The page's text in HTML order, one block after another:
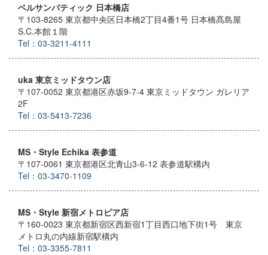
ベルサンパティック 日本橋店
〒103-8265 東京都中央区日本橋2丁目4番1号 日本橋髙島屋
S.C.本館１階
Tel：03-3211-4111
uka 東京ミッドタウン店
〒107-0052 東京都港区赤坂9-7-4 東京ミッドタウン ガレリア
2F
Tel：03-5413-7236
MS・Style Echika 表参道
〒107-0061 東京都港区北青山3-6-12 表参道駅構内
Tel：03-3470-1109
MS・Style 新宿メトロピア店
〒160-0023 東京都新宿区西新宿1丁目西口地下街1号 東京
メトロ丸の内線新宿駅構内
Tel：03-3355-7811